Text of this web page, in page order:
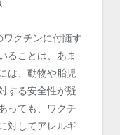
ワクチンに付随す
ることは、あま
は、動物や胎児
する安全性が疑
っても、ワクチ
対してアレルギ